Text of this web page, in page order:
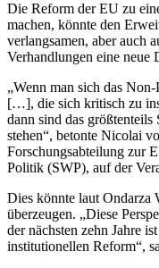
Die Reform der EU zu
machen, könnte den
verlangsamen, aber auch
Verhandlungen eine neue
„Wenn man sich das
[…], die sich kritisch zu
dann sind das
stehen“, betonte Nicolai
Forschungsabteilung zur
Politik (SWP), auf der
Dies könnte laut Ondarza
überzeugen. „Diese
der nächsten zehn Jahre
institutionellen Reform“,